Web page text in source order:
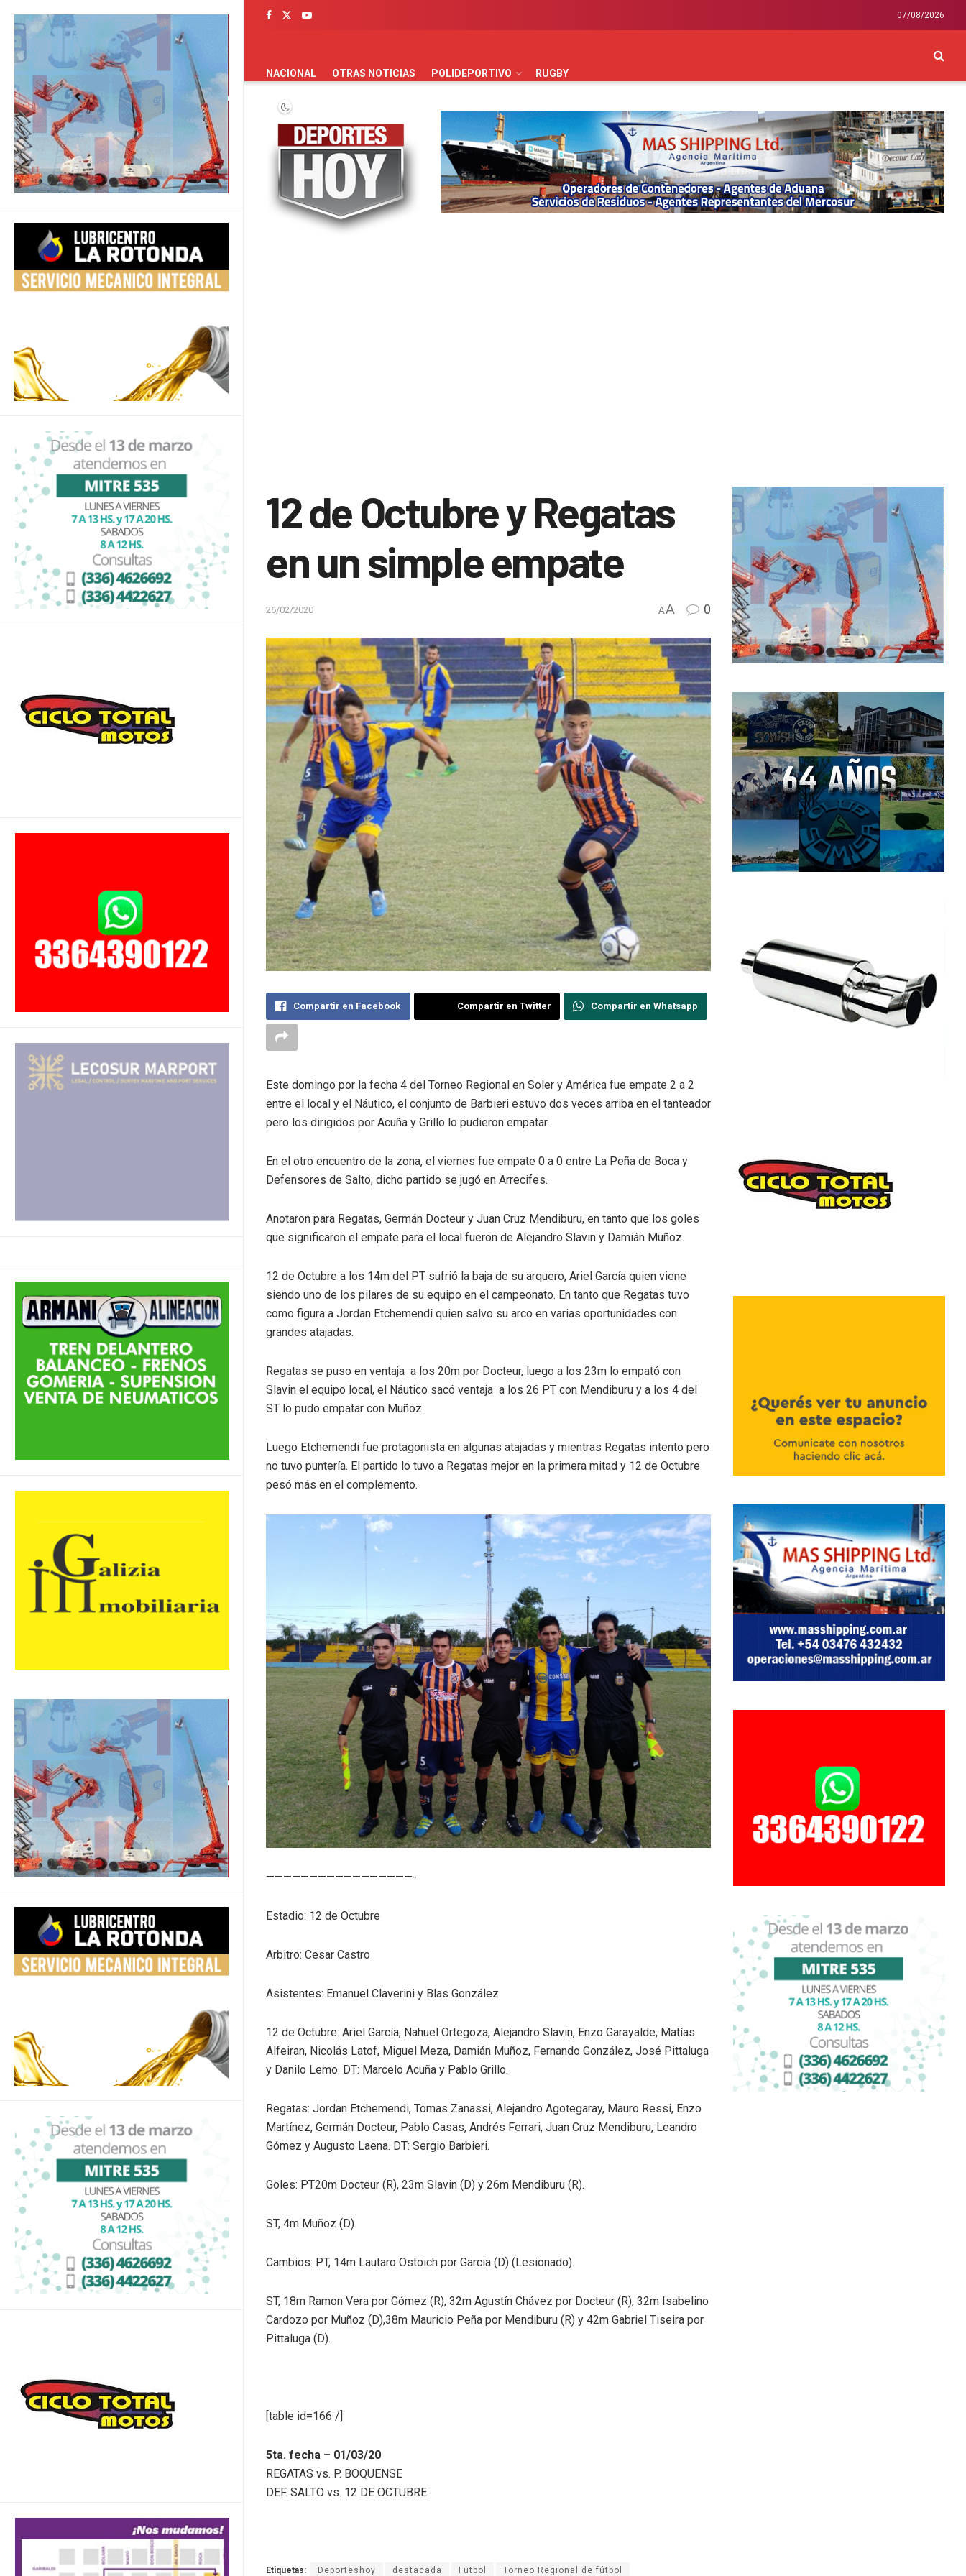
07/08/2026
PORTADA
NACIONAL OTRAS NOTICIAS POLIDEPORTIVO RUGBY
12 de Octubre y Regatas
en un simple empate
26/02/2020 AA 0
Compartir en Facebook Compartir en Twitter Compartir en Whatsapp
Este domingo por la fecha 4 del Torneo Regional en Soler y América fue empate 2 a 2
entre el local y el Náutico, el conjunto de Barbieri estuvo dos veces arriba en el tanteador
pero los dirigidos por Acuña y Grillo lo pudieron empatar.
En el otro encuentro de la zona, el viernes fue empate 0 a 0 entre La Peña de Boca y
Defensores de Salto, dicho partido se jugó en Arrecifes.
Anotaron para Regatas, Germán Docteur y Juan Cruz Mendiburu, en tanto que los goles
que significaron el empate para el local fueron de Alejandro Slavin y Damián Muñoz.
12 de Octubre a los 14m del PT sufrió la baja de su arquero, Ariel García quien viene
siendo uno de los pilares de su equipo en el campeonato. En tanto que Regatas tuvo
como figura a Jordan Etchemendi quien salvo su arco en varias oportunidades con
grandes atajadas.
Regatas se puso en ventaja a los 20m por Docteur, luego a los 23m lo empató con
Slavin el equipo local, el Náutico sacó ventaja a los 26 PT con Mendiburu y a los 4 del
ST lo pudo empatar con Muñoz.
Luego Etchemendi fue protagonista en algunas atajadas y mientras Regatas intento pero
no tuvo puntería. El partido lo tuvo a Regatas mejor en la primera mitad y 12 de Octubre
pesó más en el complemento.
—————————————————-
Estadio: 12 de Octubre
Arbitro: Cesar Castro
Asistentes: Emanuel Claverini y Blas González.
12 de Octubre: Ariel García, Nahuel Ortegoza, Alejandro Slavin, Enzo Garayalde, Matías
Alfeiran, Nicolás Latof, Miguel Meza, Damián Muñoz, Fernando González, José Pittaluga
y Danilo Lemo. DT: Marcelo Acuña y Pablo Grillo.
Regatas: Jordan Etchemendi, Tomas Zanassi, Alejandro Agotegaray, Mauro Ressi, Enzo
Martínez, Germán Docteur, Pablo Casas, Andrés Ferrari, Juan Cruz Mendiburu, Leandro
Gómez y Augusto Laena. DT: Sergio Barbieri.
Goles: PT20m Docteur (R), 23m Slavin (D) y 26m Mendiburu (R).
ST, 4m Muñoz (D).
Cambios: PT, 14m Lautaro Ostoich por Garcia (D) (Lesionado).
ST, 18m Ramon Vera por Gómez (R), 32m Agustín Chávez por Docteur (R), 32m Isabelino
Cardozo por Muñoz (D),38m Mauricio Peña por Mendiburu (R) y 42m Gabriel Tiseira por
Pittaluga (D).
[table id=166 /]
5ta. fecha – 01/03/20
REGATAS vs. P. BOQUENSE
DEF. SALTO vs. 12 DE OCTUBRE
Etiquetas: Deporteshoy destacada Futbol Torneo Regional de fútbol